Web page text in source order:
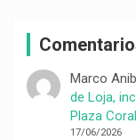
Marco
de Loja,
Plaza Coral
17/06/2026